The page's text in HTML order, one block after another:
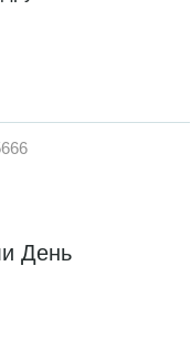
День